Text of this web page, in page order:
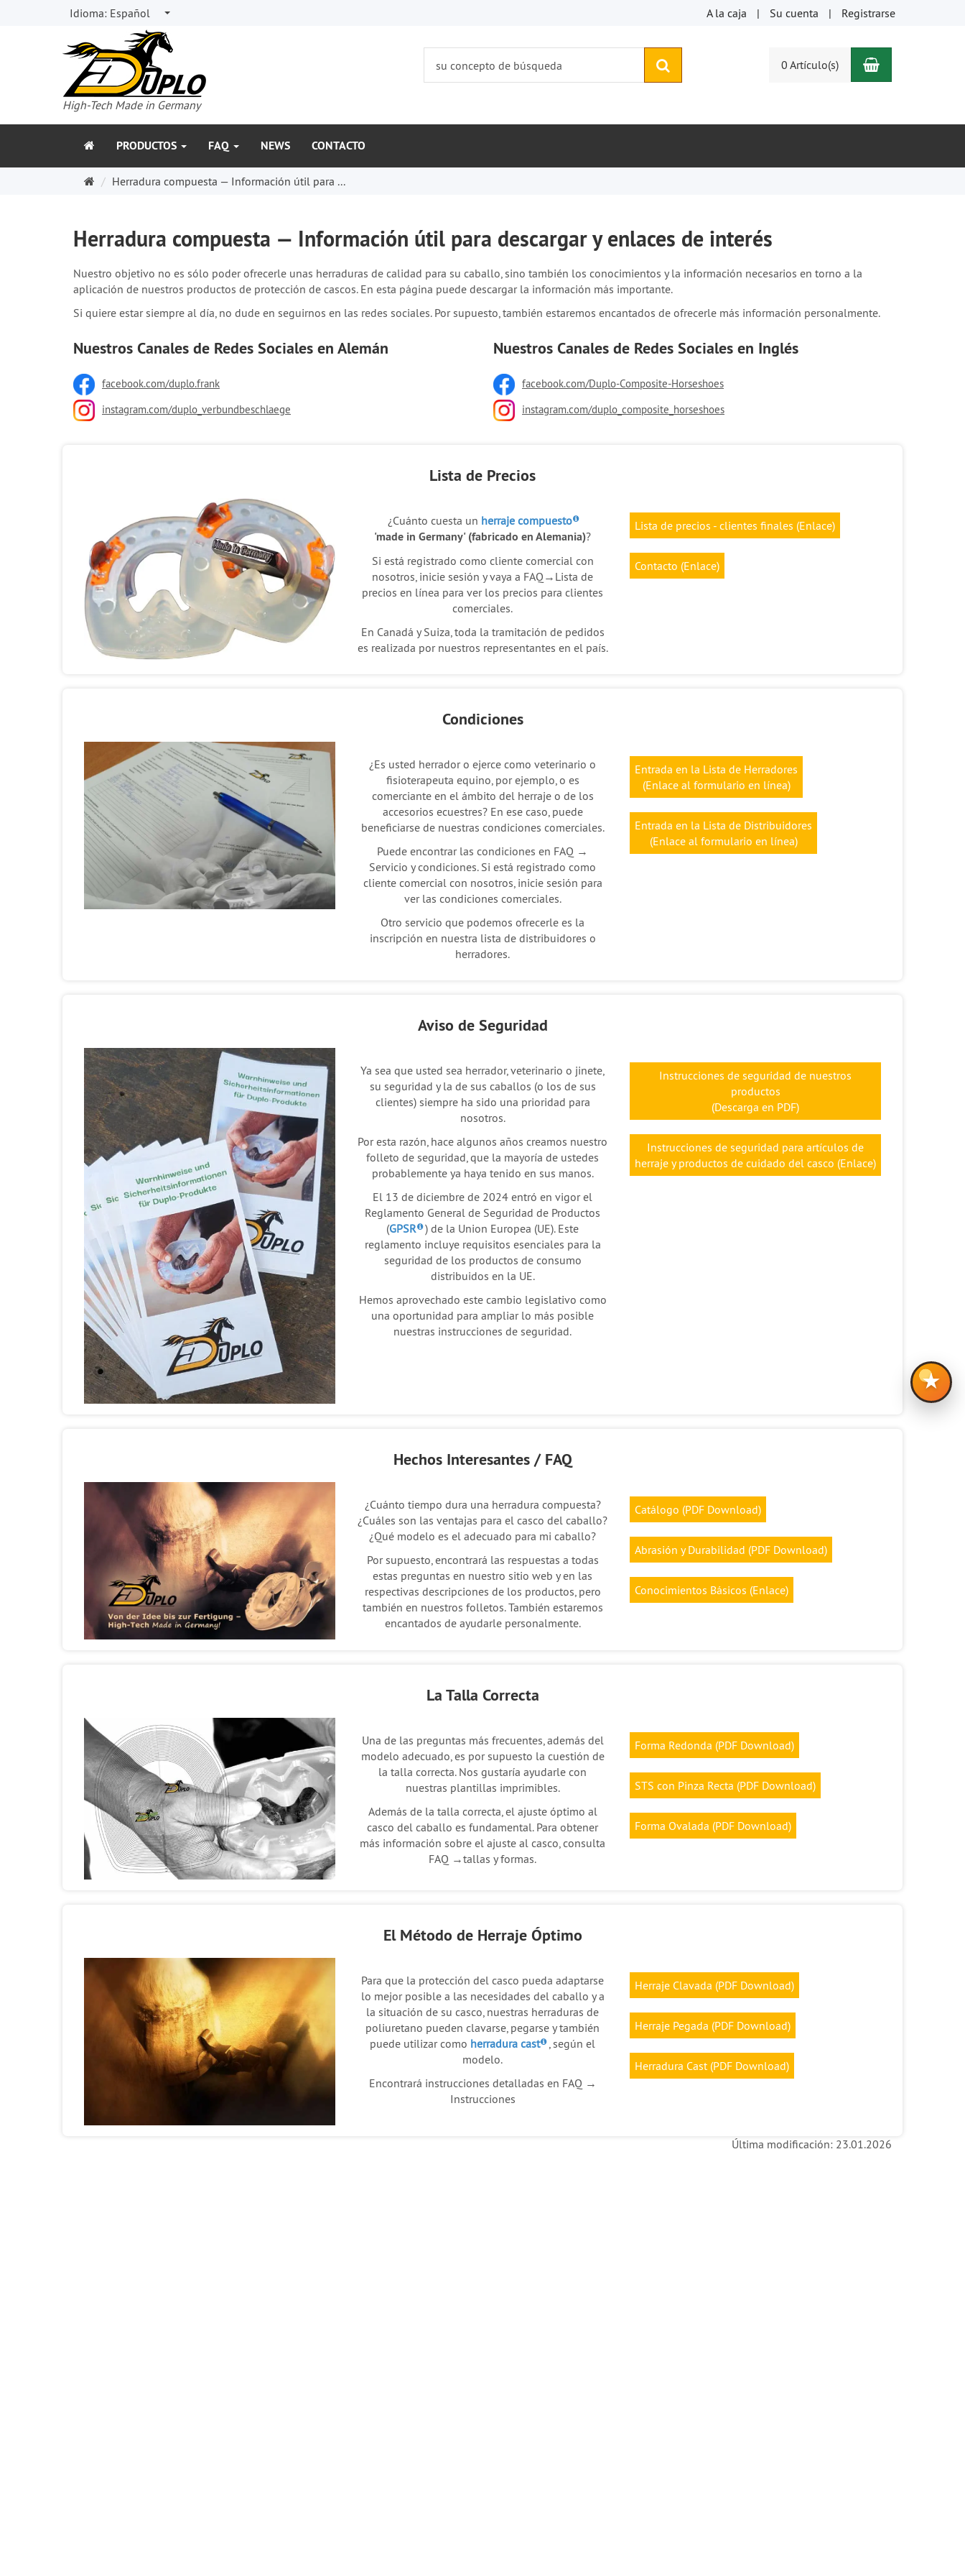
Idioma: Español A la caja Su cuenta Registrarse
High-Tech Made in Germany
0 Artículo(s) Carro de
PRODUCTOS FAQ NEWS CONTACTO
PáginaHerradura compuesta — Información útil para ...
Herradura compuesta — Información útil para descargar y enlaces de interés
Nuestro objetivo no es sólo poder ofrecerle unas herraduras de calidad para su caballo, sino también los conocimientos y la información necesarios en torno a la
aplicación de nuestros productos de protección de cascos. En esta página puede descargar la información más importante.
Si quiere estar siempre al día, no dude en seguirnos en las redes sociales. Por supuesto, también estaremos encantados de ofrecerle más información personalmente.
Nuestros Canales de Redes Sociales en Alemán
facebook.com/duplo.frank
instagram.com/duplo_verbundbeschlaege
Nuestros Canales de Redes Sociales en Inglés
facebook.com/Duplo-Composite-Horseshoes
instagram.com/duplo_composite_horseshoes
Lista de Precios
¿Cuánto cuesta un herraje compuesto
'made in Germany' (fabricado en Alemania)?
Si está registrado como cliente comercial con
nosotros, inicie sesión y vaya a FAQ→Lista de
precios en línea para ver los precios para clientes
comerciales.
En Canadá y Suiza, toda la tramitación de pedidos
es realizada por nuestros representantes en el país.
Lista de precios - clientes finales (Enlace)
Contacto (Enlace)
Condiciones
¿Es usted herrador o ejerce como veterinario o
fisioterapeuta equino, por ejemplo, o es
comerciante en el ámbito del herraje o de los
accesorios ecuestres? En ese caso, puede
beneficiarse de nuestras condiciones comerciales.
Puede encontrar las condiciones en FAQ →
Servicio y condiciones. Si está registrado como
cliente comercial con nosotros, inicie sesión para
ver las condiciones comerciales.
Otro servicio que podemos ofrecerle es la
inscripción en nuestra lista de distribuidores o
herradores.
Entrada en la Lista de Herradores
(Enlace al formulario en línea)
Entrada en la Lista de Distribuidores
(Enlace al formulario en línea)
Aviso de Seguridad
Ya sea que usted sea herrador, veterinario o jinete,
su seguridad y la de sus caballos (o los de sus
clientes) siempre ha sido una prioridad para
nosotros.
Por esta razón, hace algunos años creamos nuestro
folleto de seguridad, que la mayoría de ustedes
probablemente ya haya tenido en sus manos.
El 13 de diciembre de 2024 entró en vigor el
Reglamento General de Seguridad de Productos
(GPSR ) de la Union Europea (UE). Este
reglamento incluye requisitos esenciales para la
seguridad de los productos de consumo
distribuidos en la UE.
Hemos aprovechado este cambio legislativo como
una oportunidad para ampliar lo más posible
nuestras instrucciones de seguridad.
Instrucciones de seguridad de nuestros
productos
(Descarga en PDF)
Instrucciones de seguridad para artículos de
herraje y productos de cuidado del casco (Enlace)
Hechos Interesantes / FAQ
¿Cuánto tiempo dura una herradura compuesta?
¿Cuáles son las ventajas para el casco del caballo?
¿Qué modelo es el adecuado para mi caballo?
Por supuesto, encontrará las respuestas a todas
estas preguntas en nuestro sitio web y en las
respectivas descripciones de los productos, pero
también en nuestros folletos. También estaremos
encantados de ayudarle personalmente.
Catálogo (PDF Download)
Abrasión y Durabilidad (PDF Download)
Conocimientos Básicos (Enlace)
La Talla Correcta
Una de las preguntas más frecuentes, además del
modelo adecuado, es por supuesto la cuestión de
la talla correcta. Nos gustaría ayudarle con
nuestras plantillas imprimibles.
Además de la talla correcta, el ajuste óptimo al
casco del caballo es fundamental. Para obtener
más información sobre el ajuste al casco, consulta
FAQ →tallas y formas.
Forma Redonda (PDF Download)
STS con Pinza Recta (PDF Download)
Forma Ovalada (PDF Download)
El Método de Herraje Óptimo
Para que la protección del casco pueda adaptarse
lo mejor posible a las necesidades del caballo y a
la situación de su casco, nuestras herraduras de
poliuretano pueden clavarse, pegarse y también
puede utilizar como herradura cast , según el
modelo.
Encontrará instrucciones detalladas en FAQ →
Instrucciones
Herraje Clavada (PDF Download)
Herraje Pegada (PDF Download)
Herradura Cast (PDF Download)
Última modificación: 23.01.2026
★